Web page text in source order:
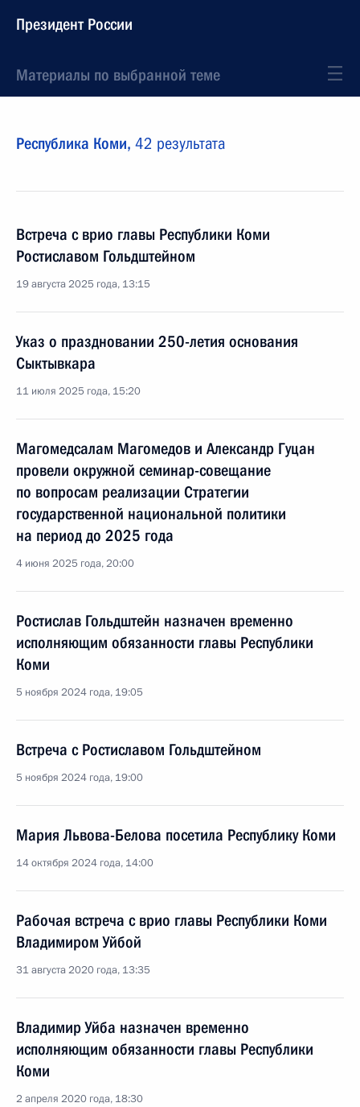
Президент России
Материалы по выбранной теме
Республика Коми, 42 результата
Встреча с врио главы Республики Коми
Ростиславом Гольдштейном
19 августа 2025 года, 13:15
Указ о праздновании 250-летия основания
Сыктывкара
11 июля 2025 года, 15:20
Магомедсалам Магомедов и Александр Гуцан
провели окружной семинар-совещание
по вопросам реализации Стратегии
государственной национальной политики
на период до 2025 года
4 июня 2025 года, 20:00
Ростислав Гольдштейн назначен временно
исполняющим обязанности главы Республики
Коми
5 ноября 2024 года, 19:05
Встреча с Ростиславом Гольдштейном
5 ноября 2024 года, 19:00
Мария Львова-Белова посетила Республику Коми
14 октября 2024 года, 14:00
Рабочая встреча с врио главы Республики Коми
Владимиром Уйбой
31 августа 2020 года, 13:35
Владимир Уйба назначен временно
исполняющим обязанности главы Республики
Коми
2 апреля 2020 года, 18:30